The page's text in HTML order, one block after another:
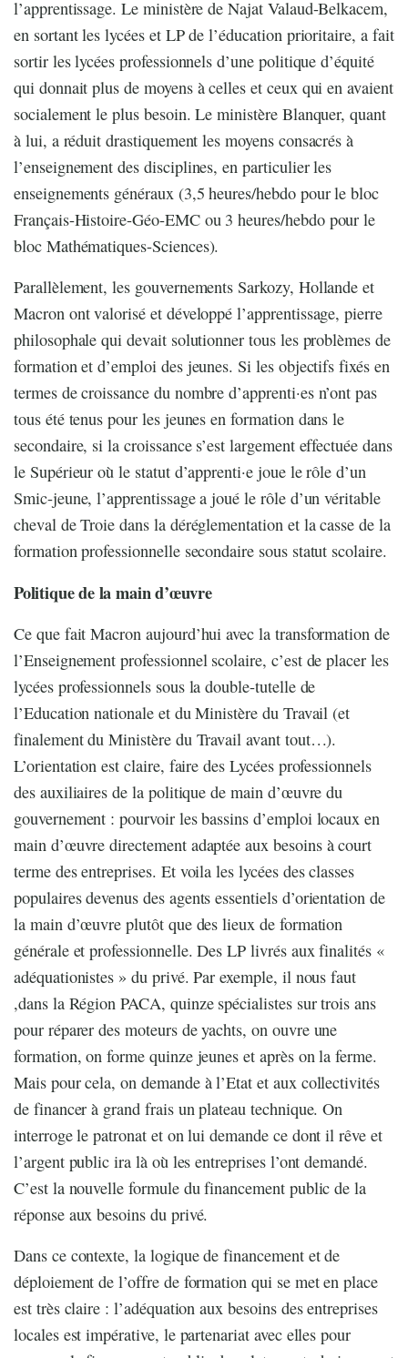
l’apprentissage. Le ministère de Najat Valaud-Belkacem,
en sortant les lycées et LP de l’éducation prioritaire, a fait
sortir les lycées professionnels d’une politique d’équité
qui donnait plus de moyens à celles et ceux qui en avaient
socialement le plus besoin. Le ministère Blanquer, quant
à lui, a réduit drastiquement les moyens consacrés à
l’enseignement des disciplines, en particulier les
enseignements généraux (3,5 heures/hebdo pour le bloc
Français-Histoire-Géo-EMC ou 3 heures/hebdo pour le
bloc Mathématiques-Sciences).
Parallèlement, les gouvernements Sarkozy, Hollande et
Macron ont valorisé et développé l’apprentissage, pierre
philosophale qui devait solutionner tous les problèmes de
formation et d’emploi des jeunes. Si les objectifs fixés en
termes de croissance du nombre d’apprenti·es n’ont pas
tous été tenus pour les jeunes en formation dans le
secondaire, si la croissance s’est largement effectuée dans
le Supérieur où le statut d’apprenti·e joue le rôle d’un
Smic-jeune, l’apprentissage a joué le rôle d’un véritable
cheval de Troie dans la déréglementation et la casse de la
formation professionnelle secondaire sous statut scolaire.
Politique de la main d’œuvre
Ce que fait Macron aujourd’hui avec la transformation de
l’Enseignement professionnel scolaire, c’est de placer les
lycées professionnels sous la double-tutelle de
l’Education nationale et du Ministère du Travail (et
finalement du Ministère du Travail avant tout…).
L’orientation est claire, faire des Lycées professionnels
des auxiliaires de la politique de main d’œuvre du
gouvernement : pourvoir les bassins d’emploi locaux en
main d’œuvre directement adaptée aux besoins à court
terme des entreprises. Et voila les lycées des classes
populaires devenus des agents essentiels d’orientation de
la main d’œuvre plutôt que des lieux de formation
générale et professionnelle. Des LP livrés aux finalités «
adéquationistes » du privé. Par exemple, il nous faut
,dans la Région PACA, quinze spécialistes sur trois ans
pour réparer des moteurs de yachts, on ouvre une
formation, on forme quinze jeunes et après on la ferme.
Mais pour cela, on demande à l’Etat et aux collectivités
de financer à grand frais un plateau technique. On
interroge le patronat et on lui demande ce dont il rêve et
l’argent public ira là où les entreprises l’ont demandé.
C’est la nouvelle formule du financement public de la
réponse aux besoins du privé.
Dans ce contexte, la logique de financement et de
déploiement de l’offre de formation qui se met en place
est très claire : l’adéquation aux besoins des entreprises
locales est impérative, le partenariat avec elles pour